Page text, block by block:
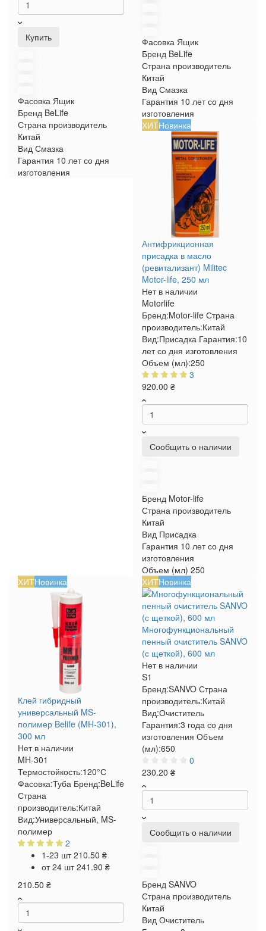
Купить
Фасовка Ящик
Бренд BeLife
Страна производитель
Китай
Вид Смазка
Гарантия 10 лет со дня
изготовления
Фасовка Ящик
Бренд BeLife
Страна производитель
Китай
Вид Смазка
Гарантия 10 лет со дня
изготовления
ХИТНовинка
Антифрикционная
присадка в масло
(ревитализант) Militec
Motor-life, 250 мл
Нет в наличии
Motorlife
Бренд:Motor-life Страна
производитель:Китай
Вид:Присадка Гарантия:10
лет со дня изготовления
Объем (мл):250
3
920.00 ₴
Сообщить о наличии
Бренд Motor-life
Страна производитель
Китай
Вид Присадка
Гарантия 10 лет со дня
изготовления
Объем (мл) 250
ХИТНовинка
Клей гибридный
универсальный MS-
полимер Belife (MH-301),
300 мл
Нет в наличии
MH-301
Термостойкость:120°С
Фасовка:Туба Бренд:BeLife
Страна
производитель:Китай
Вид:Универсальный, MS-
полимер
2
1-23 шт210.50 ₴
от 24 шт241.90 ₴
210.50 ₴
ХИТНовинка
Многофункциональный
пенный очиститель SANVO
(с щеткой), 600 мл
Нет в наличии
S1
Бренд:SANVO Страна
производитель:Китай
Вид:Очиститель
Гарантия:3 года со дня
изготовления Объем
(мл):650
0
230.20 ₴
Сообщить о наличии
Бренд SANVO
Страна производитель
Китай
Вид Очиститель